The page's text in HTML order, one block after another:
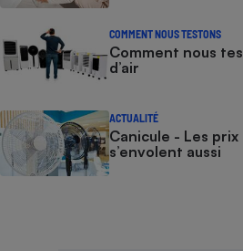
COMMENT NOUS TESTONS
Comment nous
d’air
ACTUALITÉ
Canicule - Les
s’envolent aussi